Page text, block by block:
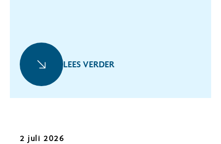
LEES VERDER
Oproep
2 juli 2026